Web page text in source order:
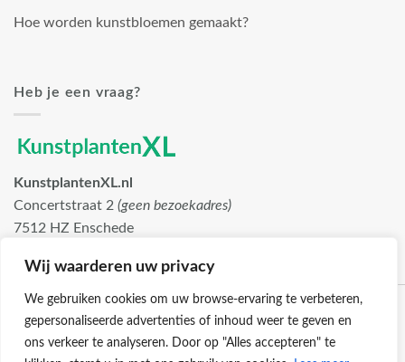
Wij waarderen uw privacy
We gebruiken cookies om uw browse-ervaring te verbeteren,
gepersonaliseerde advertenties of inhoud weer te geven en
ons verkeer te analyseren. Door op "Alles accepteren" te
Hoe worden kunstbloemen gemaakt?
Heb je een vraag?
KunstplantenXL.nl
Concertstraat 2 (geen bezoekadres)
7512 HZ Enschede